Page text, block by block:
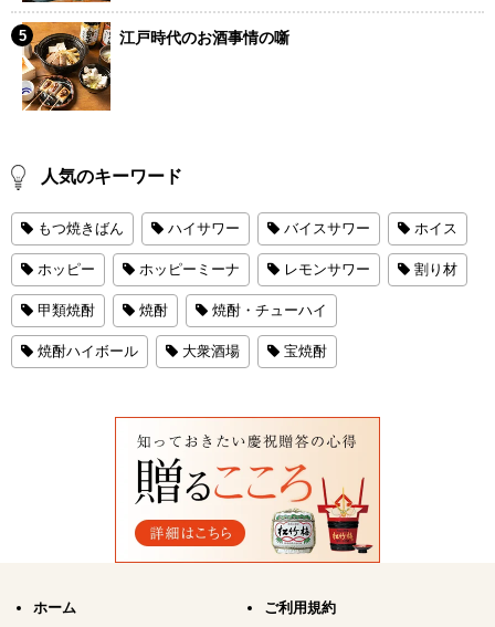
江戸時代のお酒事情の噺
人気のキーワード
もつ焼きばん ハイサワー バイスサワー ホイス
ホッピー ホッピーミーナ レモンサワー 割り材
甲類焼酎 焼酎 焼酎・チューハイ
焼酎ハイボール 大衆酒場 宝焼酎
ホーム ご利用規約